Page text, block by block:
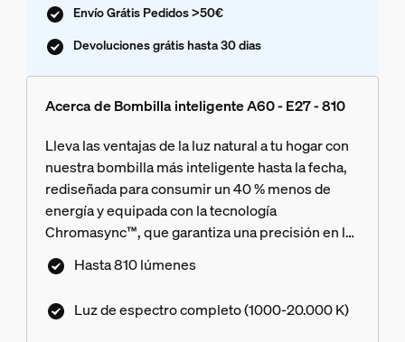
Envío Grátis Pedidos >50€
Devoluciones grátis hasta 30 dias
Acerca de Bombilla inteligente A60 - E27 - 810
Lleva las ventajas de la luz natural a tu hogar con
nuestra bombilla más inteligente hasta la fecha,
rediseñada para consumir un 40 % menos de
energía y equipada con la tecnología
Chromasync™, que garantiza una precisión en la
reproducción del color, así como una luz blanca
de espectro completo. Consigue el color o tono
una regulación ultrabaja desde el máximo brillo
Hasta 810 lúmenes
Luz de espectro completo (1000-20.000 K)